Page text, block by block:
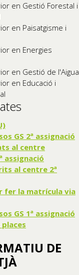
en Gestió Forestal i
en Paisatgisme i
en Energies
en Gestió de l'Aigua
en Educació i
GS 2ª assignació
al centre
assignació
al centre 2ª
fer la matrícula via
GS 1ª assignació
DE